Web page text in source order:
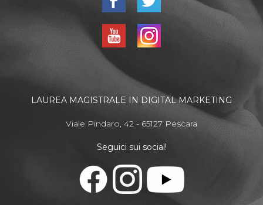
LAUREA MAGISTRALE IN DIGITAL MARKETING
Viale Pindaro, 42 - 65127 Pescara
Seguici sui social!